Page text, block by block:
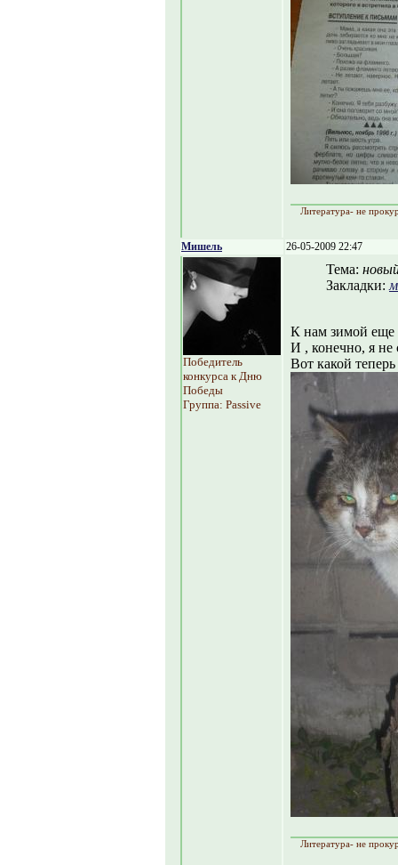
Литература- не
Мишель 26-05-2009 22:47
Победитель
конкурса к Дню
Победы
Группа: Passive
Тема:
Закладки:
К нам зимой еще
И , конечно, я не
Вот какой
Литература- не